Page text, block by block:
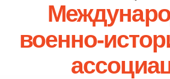
военно-